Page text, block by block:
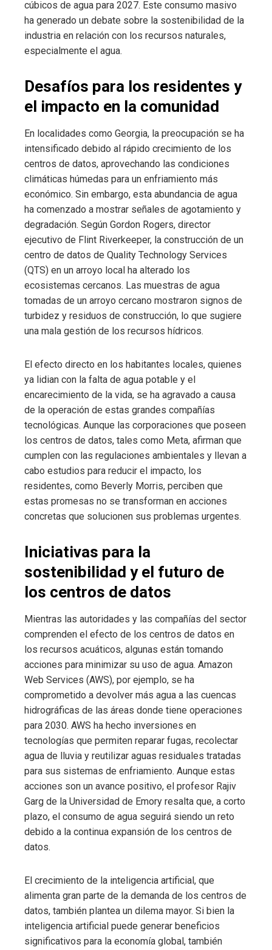
cúbicos de agua para 2027. Este consumo masivo
ha generado un debate sobre la sostenibilidad de la
industria en relación con los recursos naturales,
especialmente el agua.
Desafíos para los residentes y
el impacto en la comunidad
En localidades como Georgia, la preocupación se ha
intensificado debido al rápido crecimiento de los
centros de datos, aprovechando las condiciones
climáticas húmedas para un enfriamiento más
económico. Sin embargo, esta abundancia de agua
ha comenzado a mostrar señales de agotamiento y
degradación. Según Gordon Rogers, director
ejecutivo de Flint Riverkeeper, la construcción de un
centro de datos de Quality Technology Services
(QTS) en un arroyo local ha alterado los
ecosistemas cercanos. Las muestras de agua
tomadas de un arroyo cercano mostraron signos de
turbidez y residuos de construcción, lo que sugiere
una mala gestión de los recursos hídricos.
El efecto directo en los habitantes locales, quienes
ya lidian con la falta de agua potable y el
encarecimiento de la vida, se ha agravado a causa
de la operación de estas grandes compañías
tecnológicas. Aunque las corporaciones que poseen
los centros de datos, tales como Meta, afirman que
cumplen con las regulaciones ambientales y llevan a
cabo estudios para reducir el impacto, los
residentes, como Beverly Morris, perciben que
estas promesas no se transforman en acciones
concretas que solucionen sus problemas urgentes.
Iniciativas para la
sostenibilidad y el futuro de
los centros de datos
Mientras las autoridades y las compañías del sector
comprenden el efecto de los centros de datos en
los recursos acuáticos, algunas están tomando
acciones para minimizar su uso de agua. Amazon
Web Services (AWS), por ejemplo, se ha
comprometido a devolver más agua a las cuencas
hidrográficas de las áreas donde tiene operaciones
para 2030. AWS ha hecho inversiones en
tecnologías que permiten reparar fugas, recolectar
agua de lluvia y reutilizar aguas residuales tratadas
para sus sistemas de enfriamiento. Aunque estas
acciones son un avance positivo, el profesor Rajiv
Garg de la Universidad de Emory resalta que, a corto
plazo, el consumo de agua seguirá siendo un reto
debido a la continua expansión de los centros de
datos.
El crecimiento de la inteligencia artificial, que
alimenta gran parte de la demanda de los centros de
datos, también plantea un dilema mayor. Si bien la
inteligencia artificial puede generar beneficios
significativos para la economía global, también